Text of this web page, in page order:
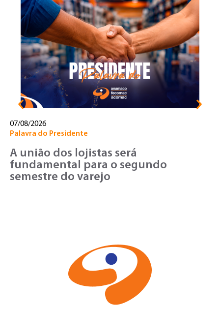
07/08/2026
Palavra do Presidente
A união dos lojistas será
fundamental para o segundo
semestre do varejo